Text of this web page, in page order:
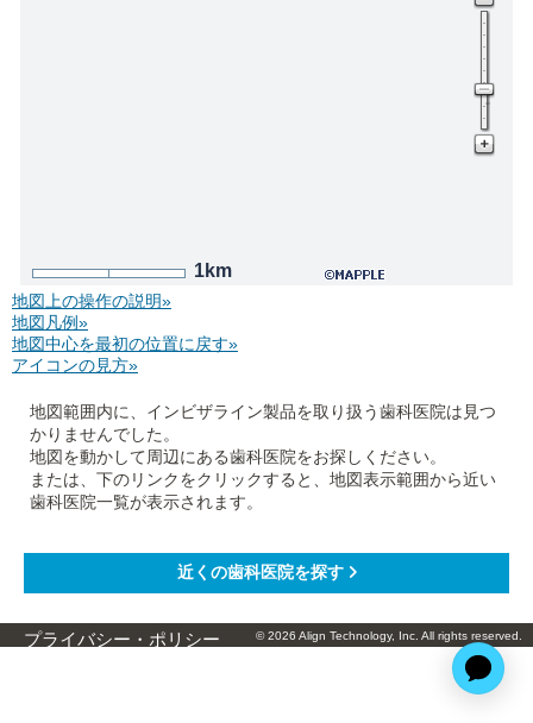
1km
地図上の操作の説明»
地図凡例»
地図中心を最初の位置に戻す»
アイコンの見方»
地図範囲内に、インビザライン製品を取り扱う歯科医院は見つ
かりませんでした。
地図を動かして周辺にある歯科医院をお探しください。
または、下のリンクをクリックすると、地図表示範囲から近い
歯科医院一覧が表示されます。
プライバシー・ポリシー © 2026 Align Technology, Inc. All rights reserved.